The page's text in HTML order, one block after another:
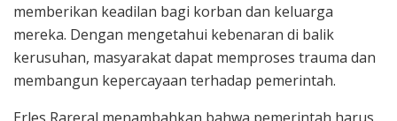
memberikan keadilan bagi korban dan keluarga
mereka. Dengan mengetahui kebenaran di balik
kerusuhan, masyarakat dapat memproses trauma dan
membangun kepercayaan terhadap pemerintah.